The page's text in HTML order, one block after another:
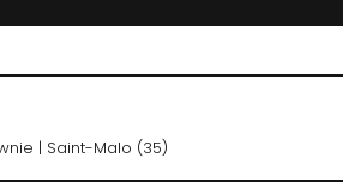
| Saint-Malo (35)